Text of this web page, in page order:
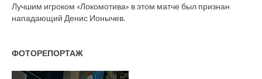
Лучшим игроком «Локомотива» в этом матче был признан
нападающий Денис Ионычев.
ФОТОРЕПОРТАЖ